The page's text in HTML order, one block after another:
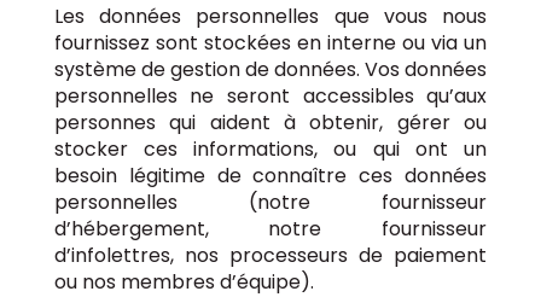
Les données personnelles que vous nous
fournissez sont stockées en interne ou via un
système de gestion de données. Vos données
personnelles ne seront accessibles qu’aux
personnes qui aident à obtenir, gérer ou
stocker ces informations, ou qui ont un
besoin légitime de connaître ces données
personnelles (notre fournisseur
d’hébergement, notre fournisseur
d’infolettres, nos processeurs de paiement
ou nos membres d’équipe).